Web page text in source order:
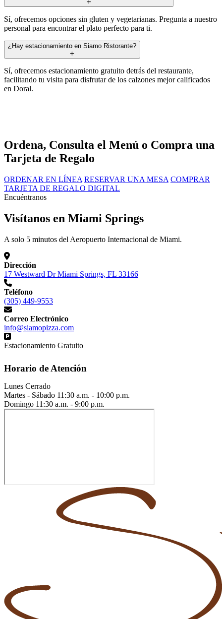
Sí, ofrecemos opciones sin gluten y vegetarianas. Pregunta a nuestro
personal para encontrar el plato perfecto para ti.
¿Hay estacionamiento en Siamo Ristorante?
Sí, ofrecemos estacionamiento gratuito detrás del restaurante,
facilitando tu visita para disfrutar de los calzones mejor calificados
en Doral.
Ordena, Consulta el Menú o Compra una
Tarjeta de Regalo
ORDENAR EN LÍNEA RESERVAR UNA MESA COMPRAR
TARJETA DE REGALO DIGITAL
Encuéntranos
Visítanos en Miami Springs
A solo 5 minutos del Aeropuerto Internacional de Miami.
Dirección
17 Westward Dr Miami Springs, FL 33166
Teléfono
(305) 449-9553
Correo Electrónico
info@siamopizza.com
Estacionamiento Gratuito
Horario de Atención
Lunes Cerrado
Martes - Sábado 11:30 a.m. - 10:00 p.m.
Domingo 11:30 a.m. - 9:00 p.m.